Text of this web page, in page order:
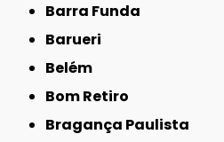
Barra Funda
Barueri
Belém
Bom Retiro
Bragança Paulista